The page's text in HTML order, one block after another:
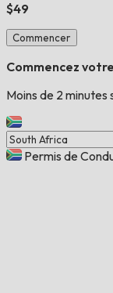
$49
Commencer
Commencez
Moins de 2
Permis de